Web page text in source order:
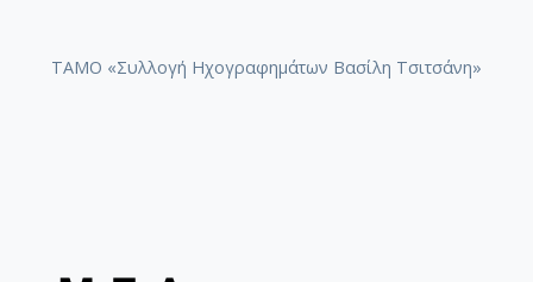
ΤΑΜΟ «Συλλογή Ηχογραφημάτων Βασίλη Τσιτσάνη»